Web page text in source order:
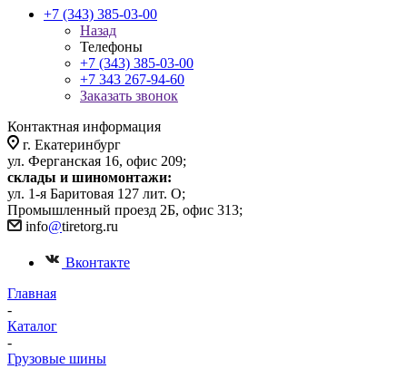
+7 (343) 385-03-00
Назад
Телефоны
+7 (343) 385-03-00
+7 343 267-94-60
Заказать звонок
Контактная информация
г. Екатеринбург
ул. Ферганская 16, офис 209;
склады и шиномонтажи:
ул. 1-я Баритовая 127 лит. О;
Промышленный проезд 2Б, офис 313;
info@tiretorg.ru
Вконтакте
Главная
-
Каталог
-
Грузовые шины